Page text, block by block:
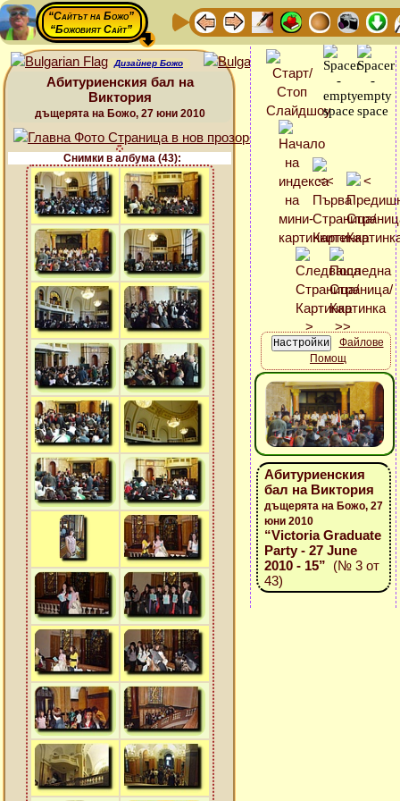
“Сайтът на Божо”
“Божовият Сайт”
Дизайнер Божо
Абитуриенския бал на
Виктория
дъщерята на Божо, 27 юни 2010
Снимки в албума (43):
Файлове
Помощ
Абитуриенския
бал на Виктория
дъщерята на Божо, 27
юни 2010
“Victoria Graduate
Party - 27 June
2010 - 15” (№ 3 от
43)